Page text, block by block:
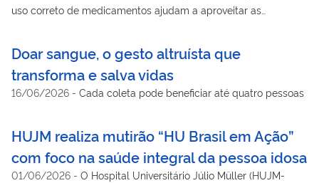
uso correto de medicamentos ajudam a aproveitar as
Doar sangue, o gesto altruísta que
transforma e salva vidas
16/06/2026 - Cada coleta pode beneficiar até quatro pessoas
HUJM realiza mutirão “HU Brasil em Ação”
com foco na saúde integral da pessoa idosa
01/06/2026 - O Hospital Universitário Júlio Müller (HUJM-